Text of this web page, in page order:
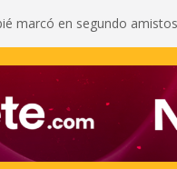
marcó en segundo
cuánto ganaría el
puede quedar
a haber derrotado a Liga
con nuevo delantero:
fichar por el Bombillo